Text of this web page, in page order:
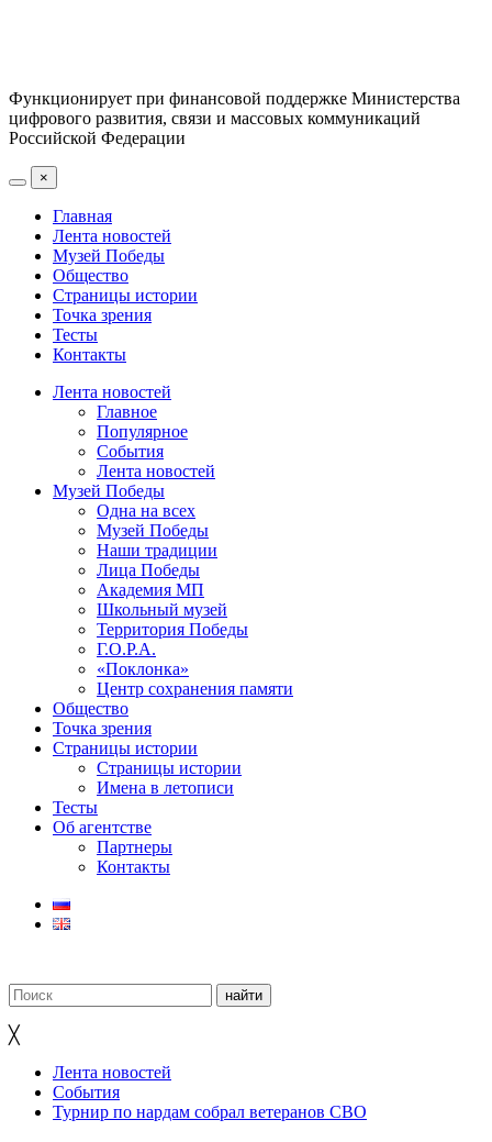
Функционирует при финансовой поддержке Министерства
цифрового развития, связи и массовых коммуникаций
Российской Федерации
×
Главная
Лента новостей
Музей Победы
Общество
Страницы истории
Точка зрения
Тесты
Контакты
Лента новостей
Главное
Популярное
События
Лента новостей
Музей Победы
Одна на всех
Музей Победы
Наши традиции
Лица Победы
Академия МП
Школьный музей
Территория Победы
Г.О.Р.А.
«Поклонка»
Центр сохранения памяти
Общество
Точка зрения
Страницы истории
Страницы истории
Имена в летописи
Тесты
Об агентстве
Партнеры
Контакты
╳
Лента новостей
События
Турнир по нардам собрал ветеранов СВО